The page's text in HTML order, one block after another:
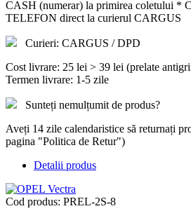
CASH (numerar) la primirea coletului
TELEFON direct la curierul CARGUS
Curieri: CARGUS / DPD
Cost livrare: 25 lei > 39 lei (prelate
Termen livrare: 1-5 zile
Sunteți nemulțumit de produs?
Aveți 14 zile calendaristice să returnați
pagina "Politica de Retur")
Detalii produs
Cod produs: PREL-2S-8